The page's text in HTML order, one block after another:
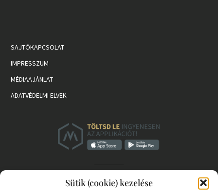
Sütik (cookie) kezelése
SAJTÓKAPCSOLAT
IMPRESSZUM
MÉDIAAJÁNLAT
ADATVÉDELMI ELVEK